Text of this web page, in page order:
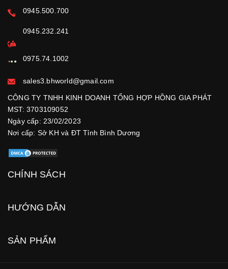
0945.500.700
0945.232.241
0975.74.1002
sales3.bhworld@gmail.com
CÔNG TY TNHH KINH DOANH TỔNG HỢP HỒNG GIA PHÁT
MST: 3703109052
Ngày cấp: 23/02/2023
Nơi cấp: Sở KH và ĐT Tỉnh Bình Dương
CHÍNH SÁCH
HƯỚNG DẪN
SẢN PHẨM